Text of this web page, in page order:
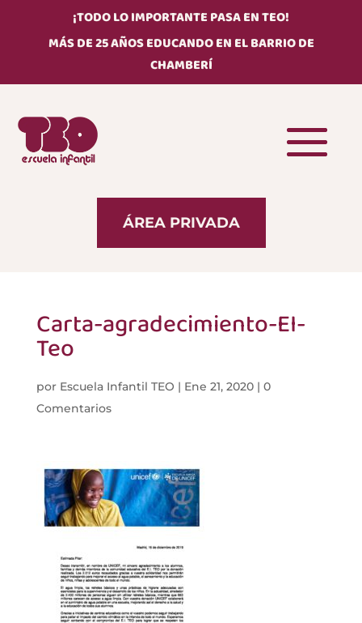
¡TODO LO IMPORTANTE PASA EN TEO!
MÁS DE 25 AÑOS EDUCANDO EN EL BARRIO DE
CHAMBERÍ
ÁREA PRIVADA
Carta-agradecimiento-EI-
Teo
por Escuela Infantil TEO | Ene 21, 2020| 0
Comentarios